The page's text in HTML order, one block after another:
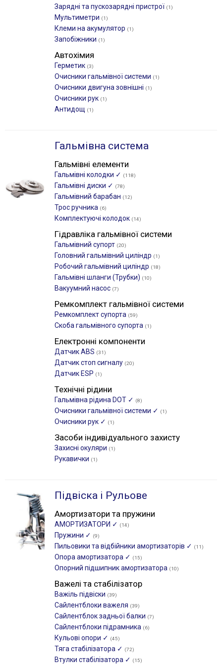
Зарядні та пускозарядні пристрої (1)
Мультиметри (1)
Клеми на акумулятор (1)
Запобіжники (1)
Автохімия
Герметик (3)
Очисники гальмівної системи (1)
Очисники двигуна зовнішні (1)
Очисники рук (1)
Антидощ (1)
Гальмівна система
Гальмівні елементи
Гальмівні колодки ✓ (118)
Гальмівні диски ✓ (78)
Гальмівний барабан (12)
Трос ручника (6)
Комплектуючі колодок (14)
Гідравліка гальмівної системи
Гальмівний супорт (20)
Головний гальмівний циліндр (1)
Робочий гальмівний циліндр (18)
Гальмівні шланги (Трубки) (10)
Вакуумний насос (7)
Ремкомплект гальмівної системи
Ремкомплект супорта (59)
Скоба гальмівного супорта (1)
Електронні компоненти
Датчик ABS (31)
Датчик стоп сигналу (20)
Датчик ESP (1)
Технічні рідини
Гальмівна рідина DOT ✓ (8)
Очисники гальмівної системи ✓ (1)
Очисники рук ✓ (1)
Засоби індивідуального захисту
Захисні окуляри (1)
Рукавички (1)
Підвіска і Рульове
Амортизатори та пружини
АМОРТИЗАТОРИ ✓ (14)
Пружини ✓ (9)
Пильовики та відбійники амортизаторів ✓ (11)
Опора амортизатора ✓ (15)
Опорний підшипник амортизатора (10)
Важелі та стабілізатор
Важіль підвіски (39)
Сайлентблоки важеля (39)
Сайлентблок задньої балки (7)
Сайлентблоки підрамника (6)
Кульові опори ✓ (45)
Тяга стабілізатора ✓ (72)
Втулки стабілізатора ✓ (15)